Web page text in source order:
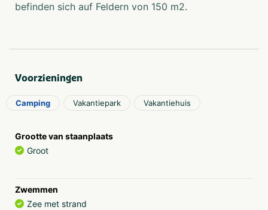
befinden sich auf Feldern von 150 m2.
Voorzieningen
Camping Vakantiepark Vakantiehuis
Grootte van staanplaats
Groot
Zwemmen
Zee met strand